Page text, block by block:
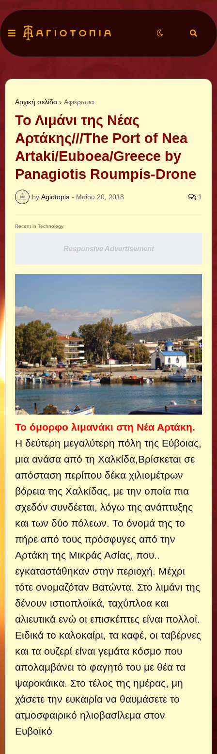
Αρχική σελίδα Αφιέρωμα
Το Λιμάνι της Νέας
Αρτάκης///The Port of Nea
Artaki/Euboea/Greece by
Panagiotis Roumpis-Drone
by Agiotopia - Μαΐου 20, 2018 1
Recent in Technology
Responsive Advertisement
Το όμορφο λιμανάκι στη Νέα Αρτάκη.
Η δεύτερη μεγαλύτερη πόλη της Εύβοιας,
μια ανάσα από τη Χαλκίδα,Βρίσκεται σε
απόσταση περίπου δέκα χιλιομέτρων
βόρεια της Χαλκίδας, με την οποία πια
σχεδόν συνδέεται, λόγω της ανάπτυξης
και των δύο πόλεων. Το όνομά της το
πήρε από τους πρόσφυγες από την
Αρτάκη της Μικράς Ασίας, που..
εγκαταστάθηκαν στην περιοχή. Μέχρι
τότε ονομαζόταν Βατώντα. Στο λιμάνι της
δένουν ιστιοπλοϊκά, ταχύπλοα και
αλιευτικά ενώ οι επισκέπτες είναι πολλοί.
Ειδικά το καλοκαίρι, τα καφέ, οι ταβέρνες
και τα ουζερί είναι γεμάτα κόσμο που
απολαμβάνει το φαγητό του με θέα τα
ψαροκάικα. Στο τέλος της ημέρας, μη
χάσετε την ευκαιρία να θαυμάσετε το
ατμοσφαιρικό ηλιοβασίλεμα στον
Ευβοϊκό